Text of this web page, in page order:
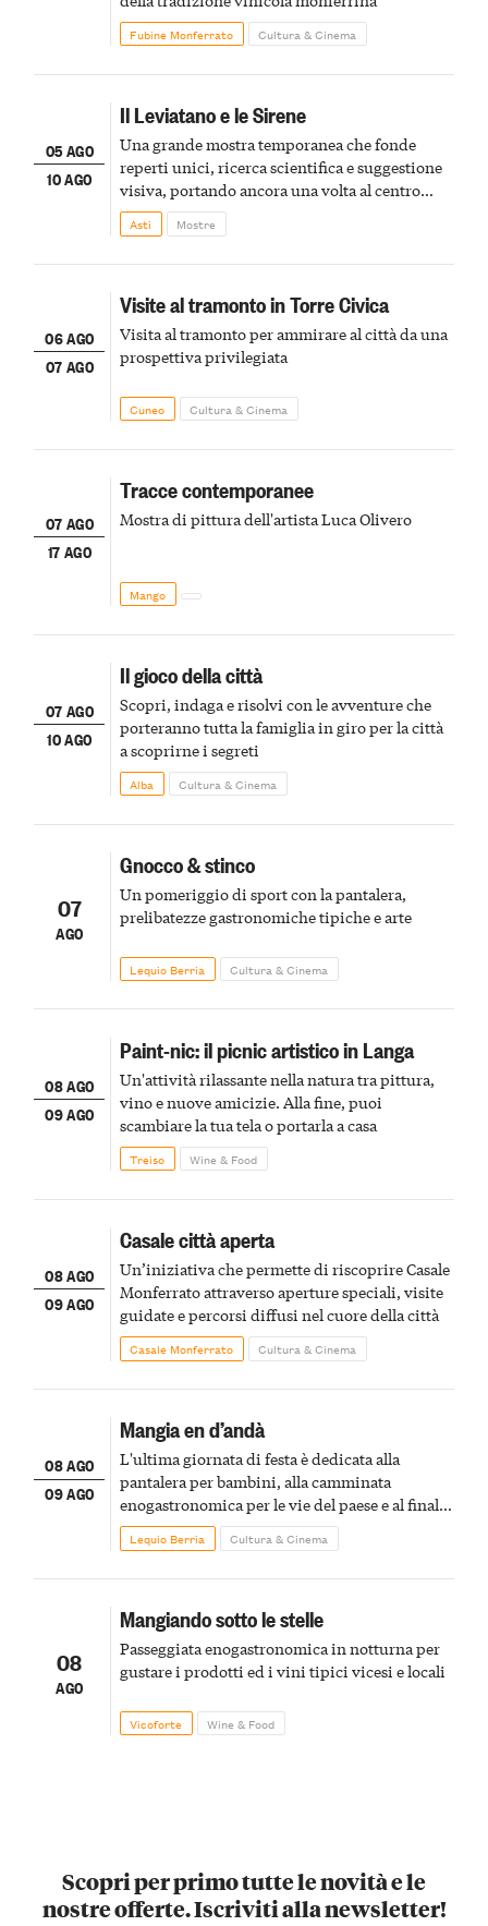
Fubine Monferrato Cultura & Cinema
05 AGO
10 AGO
Il Leviatano e le Sirene
Una grande mostra temporanea che fonde
reperti unici, ricerca scientifica e suggestione
visiva, portando ancora una volta al centro
della scena le meraviglie del passato astigiano
Asti Mostre
06 AGO
07 AGO
Visite al tramonto in Torre Civica
Visita al tramonto per ammirare al città da una
prospettiva privilegiata
Cuneo Cultura & Cinema
07 AGO
17 AGO
Tracce contemporanee
Mostra di pittura dell'artista Luca Olivero
Mango
07 AGO
10 AGO
Il gioco della città
Scopri, indaga e risolvi con le avventure che
porteranno tutta la famiglia in giro per la città
a scoprirne i segreti
Alba Cultura & Cinema
07
AGO
Gnocco & stinco
Un pomeriggio di sport con la pantalera,
prelibatezze gastronomiche tipiche e arte
Lequio Berria Cultura & Cinema
08 AGO
09 AGO
Paint-nic: il picnic artistico in Langa
Un'attività rilassante nella natura tra pittura,
vino e nuove amicizie. Alla fine, puoi
scambiare la tua tela o portarla a casa
Treiso Wine & Food
08 AGO
09 AGO
Casale città aperta
Un’iniziativa che permette di riscoprire Casale
Monferrato attraverso aperture speciali, visite
guidate e percorsi diffusi nel cuore della città
Casale Monferrato Cultura & Cinema
08 AGO
09 AGO
Mangia en d’andà
L'ultima giornata di festa è dedicata alla
pantalera per bambini, alla camminata
enogastronomica per le vie del paese e al finale
pirotecnico
Lequio Berria Cultura & Cinema
08
AGO
Mangiando sotto le stelle
Passeggiata enogastronomica in notturna per
gustare i prodotti ed i vini tipici vicesi e locali
Vicoforte Wine & Food
Scopri per primo tutte le novità e le
nostre offerte. Iscriviti alla newsletter!